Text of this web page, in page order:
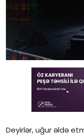
Təhsil
Müsahibə
Elm və innovasiya
Reportaj
Pedaqogika
Deyirlər, uğur əldə